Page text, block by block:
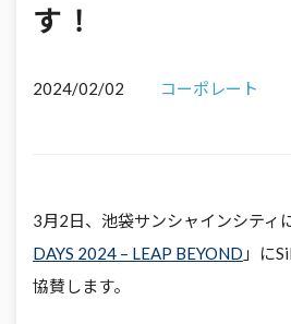
す！
2024/02/02 コーポレート
3月2日、池袋サンシャインシティ
DAYS 2024 – LEAP BEYOND 」に
協賛します。